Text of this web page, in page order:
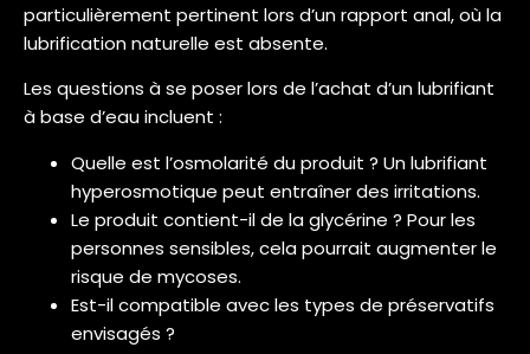
particulièrement pertinent lors d’un rapport anal, où la
lubrification naturelle est absente.
Les questions à se poser lors de l’achat d’un lubrifiant
à base d’eau incluent :
Quelle est l’osmolarité du produit ? Un lubrifiant
hyperosmotique peut entraîner des irritations.
Le produit contient-il de la glycérine ? Pour les
personnes sensibles, cela pourrait augmenter le
risque de mycoses.
Est-il compatible avec les types de préservatifs
envisagés ?